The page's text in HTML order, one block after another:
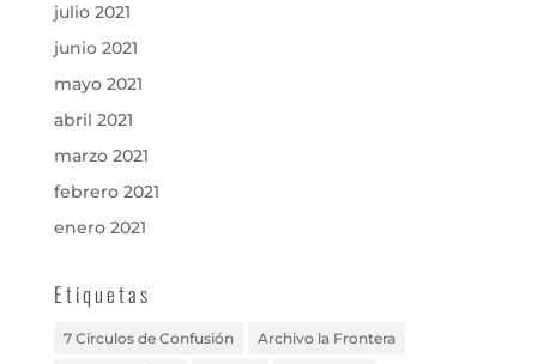
julio 2021
junio 2021
mayo 2021
abril 2021
marzo 2021
febrero 2021
enero 2021
Etiquetas
7 Círculos de Confusión Archivo la Frontera